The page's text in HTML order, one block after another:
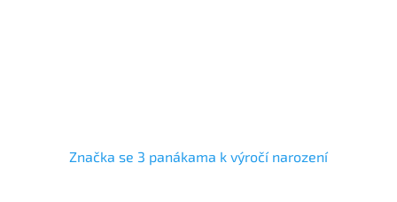
Značka se 3 panákama k výročí narození